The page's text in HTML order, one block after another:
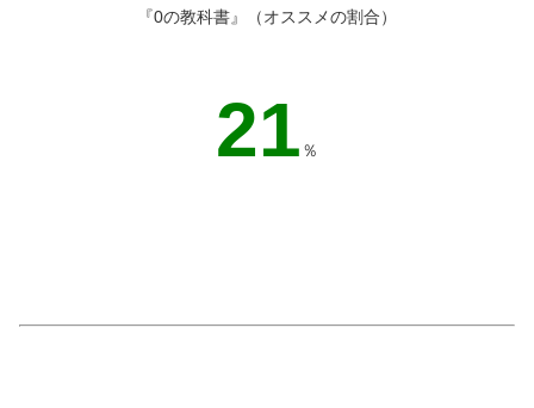
『0の教科書』（オススメの割合）
22 ％